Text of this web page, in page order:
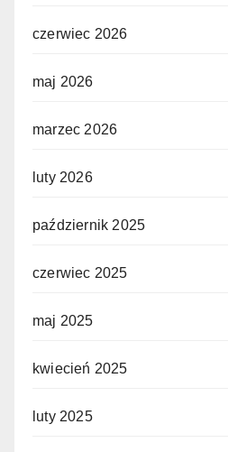
czerwiec 2026
maj 2026
marzec 2026
luty 2026
październik 2025
czerwiec 2025
maj 2025
kwiecień 2025
luty 2025